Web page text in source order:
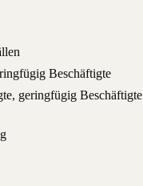
Beschäftigte
gering­fü­gig Beschäftigte